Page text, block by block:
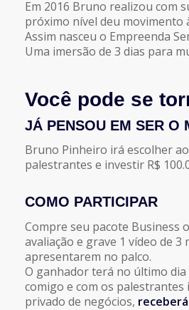
Em 2016 Bruno realizou com
próximo nível deu movimento
Assim nasceu o Empreenda
Uma imersão de 3 dias para
Você pode se
JÁ PENSOU EM SER O
Bruno Pinheiro irá escolher
palestrantes e investir R$
COMO PARTICIPAR
Compre seu pacote Business
avaliação e grave 1 vídeo de
apresentarem no palco.
O ganhador terá no último
comigo e com os
privado de negócios,